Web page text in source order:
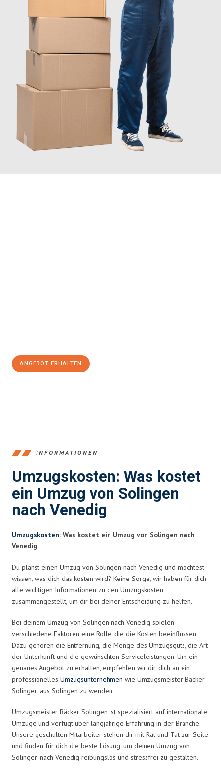
ANGEBOT ERHALTEN
INFORMATIONEN
Umzugskosten: Was kostet
ein Umzug von Solingen
nach Venedig
Umzugskosten: Was kostet ein Umzug von Solingen nach
Venedig
Du planst einen Umzug von Solingen nach Venedig und möchtest
wissen, was dich das kosten wird? Keine Sorge, wir haben für dich
alle wichtigen Informationen zu den Umzugskosten
zusammengestellt, um dir bei deiner Entscheidung zu helfen.
Bei deinem Umzug von Solingen nach Venedig spielen
verschiedene Faktoren eine Rolle, die die Kosten beeinflussen.
Dazu gehören die Entfernung, die Menge des Umzugsguts, die Art
der Unterkunft und die gewünschten Serviceleistungen. Um ein
genaues Angebot zu erhalten, empfehlen wir dir, dich an ein
professionelles Umzugsunternehmen wie Umzugsmeister Bäcker
Solingen aus Solingen zu wenden.
Umzugsmeister Bäcker Solingen ist spezialisiert auf internationale
Umzüge und verfügt über langjährige Erfahrung in der Branche.
Unsere geschulten Mitarbeiter stehen dir mit Rat und Tat zur Seite
und finden für dich die beste Lösung, um deinen Umzug von
Solingen nach Venedig reibungslos und stressfrei zu gestalten.